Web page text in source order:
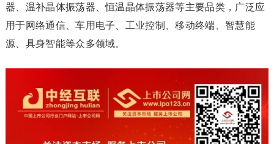
器、温补晶体振荡器、恒温晶体振荡器等主要品类，广泛应
用于网络通信、车用电子、工业控制、移动终端、智慧能
源、具身智能等众多领域。